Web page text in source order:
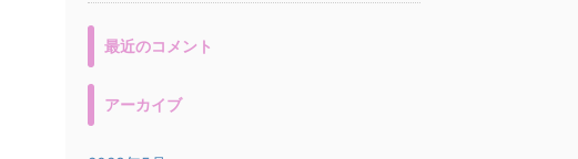
最近のコメント
アーカイブ